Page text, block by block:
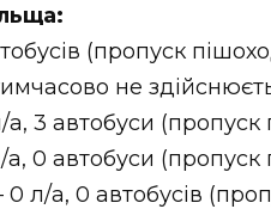
(пропуск
не
а, 3 автобуси
а, 0 автобуси
0 л/а, 0 автобусів